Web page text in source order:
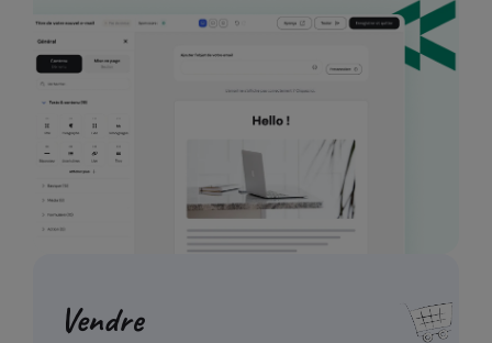
Vendre